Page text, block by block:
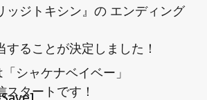
ッジトキシン』の エンディング
ることが決定しました！
シャケナベイベー」
タートです！